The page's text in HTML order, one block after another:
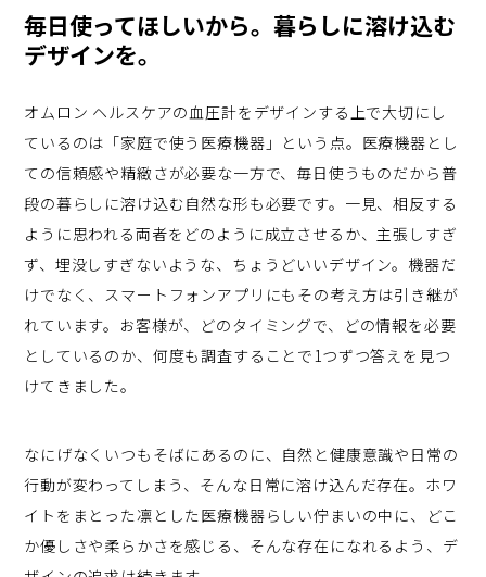
毎日使ってほしいから。暮らしに溶け込む
デザインを。
オムロン ヘルスケアの血圧計をデザインする上で大切にし
ているのは「家庭で使う医療機器」という点。医療機器とし
ての信頼感や精緻さが必要な一方で、毎日使うものだから普
段の暮らしに溶け込む自然な形も必要です。一見、相反する
ように思われる両者をどのように成立させるか、主張しすぎ
ず、埋没しすぎないような、ちょうどいいデザイン。機器だ
けでなく、スマートフォンアプリにもその考え方は引き継が
れています。お客様が、どのタイミングで、どの情報を必要
としているのか、何度も調査することで1つずつ答えを見つ
けてきました。
なにげなくいつもそばにあるのに、自然と健康意識や日常の
行動が変わってしまう、そんな日常に溶け込んだ存在。ホワ
イトをまとった凛とした医療機器らしい佇まいの中に、どこ
か優しさや柔らかさを感じる、そんな存在になれるよう、デ